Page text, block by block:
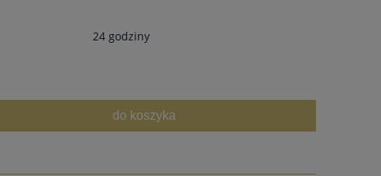
24 godziny
do koszyka